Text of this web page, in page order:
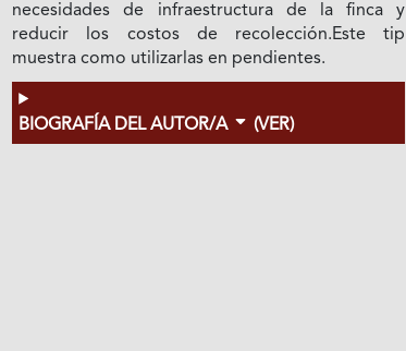
necesidades de infraestructura de la finca y
reducir los costos de recolección.Este tip
muestra como utilizarlas en pendientes.
BIOGRAFÍA DEL AUTOR/A (VER)